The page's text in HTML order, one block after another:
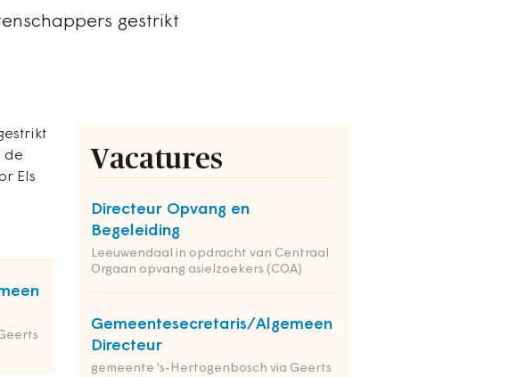
gestrikt
de
Els
Vacatures
Directeur Opvang en
Begeleiding
Leeuwendaal in opdracht van Centraal
Orgaan opvang asielzoekers (COA)
Gemeentesecretaris/Algemeen
Directeur
gemeente 's-Hertogenbosch via Geerts